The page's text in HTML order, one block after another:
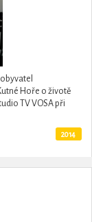
Hoře o životě
TV VOSA při
2014